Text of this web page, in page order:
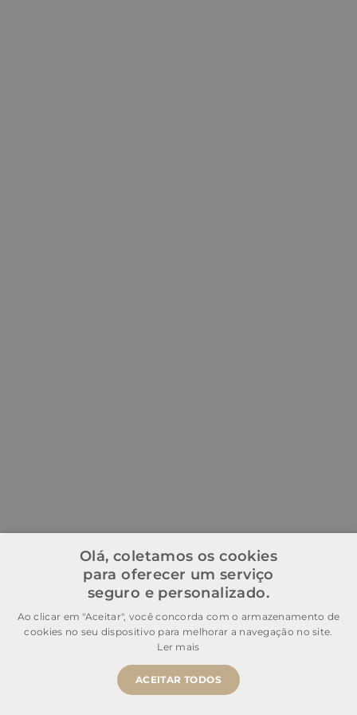
Olá, coletamos os cookies
para oferecer um serviço
seguro e personalizado.
Ao clicar em "Aceitar", você concorda com o armazenamento de
cookies no seu dispositivo para melhorar a navegação no site.
Ler mais
ACEITAR TODOS